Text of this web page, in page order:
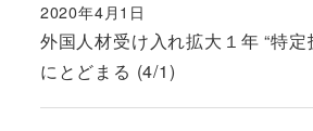
外国人材受け入れ拡大１年 “特定
にとどまる (4/1)
投稿日
2020年4月1日